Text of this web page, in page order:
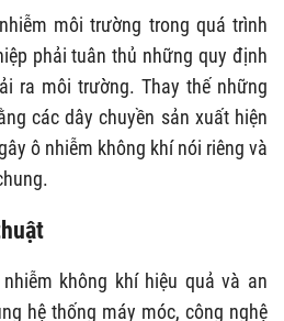
môi trường trong quá trình
phải tuân thủ những quy định
ra môi trường. Thay thế những
các dây chuyền sản xuất hiện
ô nhiễm không khí nói riêng và
không khí hiệu quả và an
hệ thống máy móc, công nghệ